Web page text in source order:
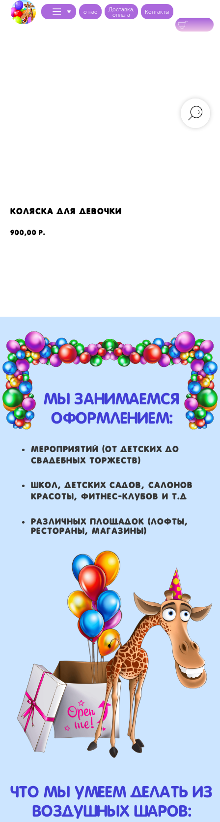
0
Доставка,
оплата Контакты
o нас
коляска для девочки
900,00 р.
школ, детских садов, салонов
красоты, фитнес-клубов и т.д
различных площадок (лофты,
рестораны, магазины)
составление различных
оформление фотозон
фигуры любой сложности
что мы умеем делать из
воздушных шаров:
Присылайте картинку, и мы с
удовольствием соберем
похожую композицию!
ВЫСЛАТЬ ФОТО
у вас есть фото шаров,
и вы хотите так же?